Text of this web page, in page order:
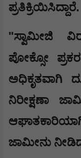
ಪ್ರತಿಕ್ರಿಯಿಸಿದ್ದಾರೆ.
"ಸ್ವಾಮೀಜಿ
ಪೋಕ್ಸೋ
ಅಧಿಕೃತವಾಗಿ
ನಿರೀಕ್ಷಣಾ
ಜಾಮೀನು